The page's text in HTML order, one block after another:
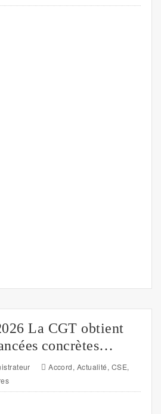
La CGT obtient
concrètes…
Accord, Actualité, CSE,